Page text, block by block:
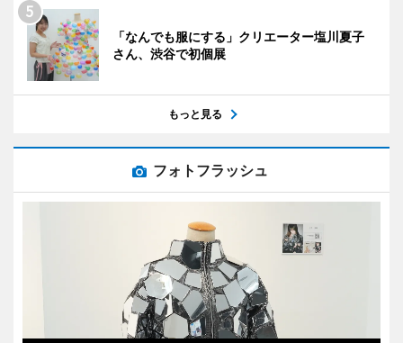
「なんでも服にする」クリエーター塩川夏子
さん、渋谷で初個展
もっと見る
フォトフラッシュ